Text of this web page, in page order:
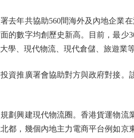
年共協助560間海外及內地企業在
的數字均創歷史新高。目前，最少
學、現代物流、現代倉儲、旅遊業等
推廣署會協助對方與政府對接。
興建現代物流圈。香港貨運物流
都，幾個內地主力電商平台例如